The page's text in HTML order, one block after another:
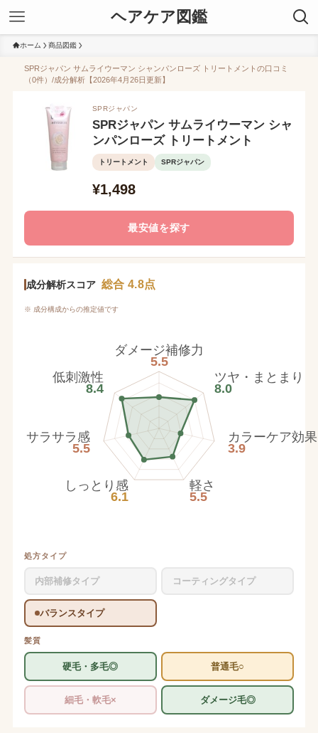
ヘアケア図鑑
ホーム 商品図鑑
SPRジャパン サムライウーマン シャンパンローズ トリートメントの口コミ
（0件）/成分解析【2026年4月26日更新】
SPRジャパン
SPRジャパン サムライウーマン シャ
ンパンローズ トリートメント
トリートメント SPRジャパン
¥1,498
最安値を探す
成分解析スコア 総合 4.8点
※ 成分構成からの推定値です
ダメージ補修力
5.5
ツヤ・まとまり
8.0
カラーケア効果
3.9
軽さ
5.5
しっとり感
6.1
サラサラ感
5.5
低刺激性
8.4
処方タイプ
内部補修タイプ コーティングタイプ
バランスタイプ
髪質
硬毛・多毛◎ 普通毛○
細毛・軟毛× ダメージ毛◎